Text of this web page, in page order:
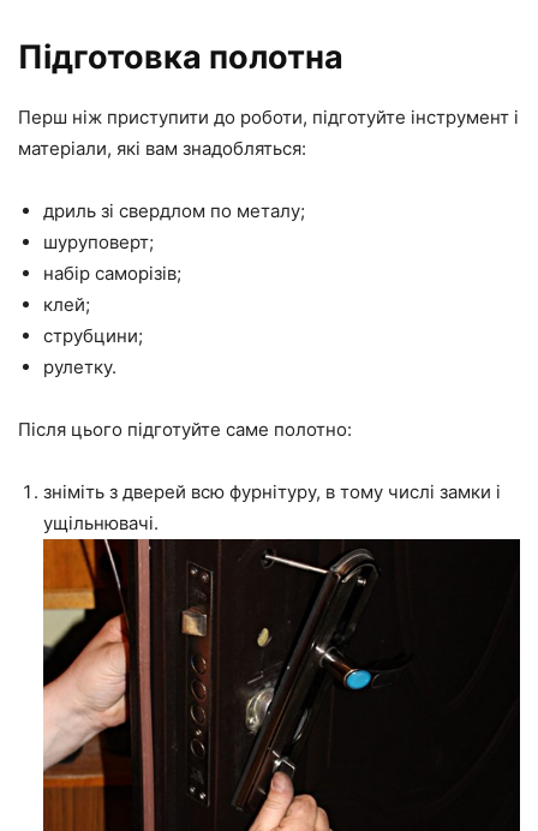
Підготовка полотна
Перш ніж приступити до роботи, підготуйте інструмент і
матеріали, які вам знадобляться:
дриль зі свердлом по металу;
шуруповерт;
набір саморізів;
клей;
струбцини;
рулетку.
Після цього підготуйте саме полотно:
зніміть з дверей всю фурнітуру, в тому числі замки і
ущільнювачі.